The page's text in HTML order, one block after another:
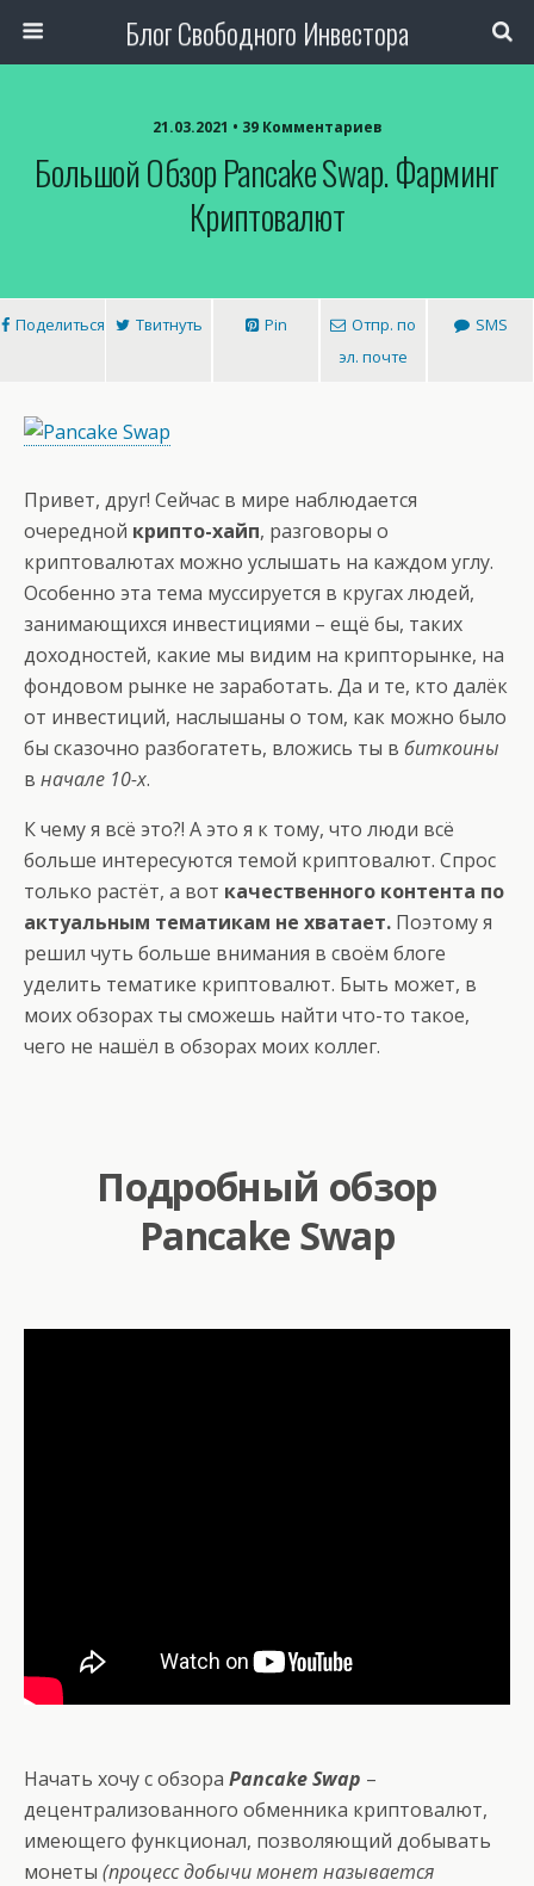
Блог Свободного Инвестора
21.03.2021 • 39 Комментариев
Большой Обзор Pancake Swap. Фарминг
Криптовалют
Поделиться Твитнуть Pin
Отпр. по
эл. почте
SMS
Привет, друг! Сейчас в мире наблюдается
очередной крипто-хайп, разговоры о
криптовалютах можно услышать на каждом углу.
Особенно эта тема муссируется в кругах людей,
занимающихся инвестициями – ещё бы, таких
доходностей, какие мы видим на крипторынке, на
фондовом рынке не заработать. Да и те, кто далёк
от инвестиций, наслышаны о том, как можно было
бы сказочно разбогатеть, вложись ты в биткоины
в начале 10-х.
К чему я всё это?! А это я к тому, что люди всё
больше интересуются темой криптовалют. Спрос
только растёт, а вот качественного контента по
актуальным тематикам не хватает. Поэтому я
решил чуть больше внимания в своём блоге
уделить тематике криптовалют. Быть может, в
моих обзорах ты сможешь найти что-то такое,
чего не нашёл в обзорах моих коллег.
Подробный обзор
Pancake Swap
Начать хочу с обзора Pancake Swap –
децентрализованного обменника криптовалют,
имеющего функционал, позволяющий добывать
монеты (процесс добычи монет называется